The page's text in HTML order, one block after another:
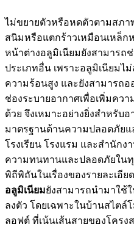
ไม่ขยายตัวหรือหดตัวตามสภ
สนิมหรือแตกร้าวเหมือนเหล็ก
หน้าต่างอลูมิเนียมยังสามารถ
ประเภทอื่น เพราะอลูมิเนียมไ
ความร้อนสูง และยังสามารถ
ช่องระบายอากาศเพื่อเพิ่มคว
ด้วย จึงเหมาะอย่างยิ่งสำหรั
มาตรฐานด้านความปลอดภัยแ
โรงเรียน โรงแรม และสำนัก
ความทนทานและปลอดภัยใน
พิถีพิถันในเรื่องของรายละเอีย
อลูมิเนียมยังสามารถนำมาใช้
ลงตัว โดยเฉพาะในบ้านสไตล์
ลอฟต์ ที่เน้นเส้นสายของโครง